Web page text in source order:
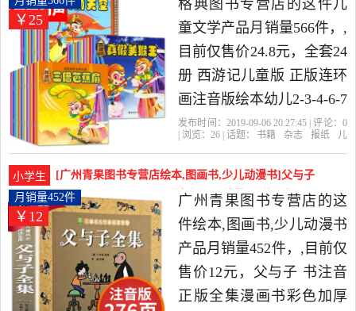
术出版社图书专营店精选
书籍,杂志,报纸当中性价比
很高的漫画书籍，由北京
发货。
￥25
格典图书专营店的这件儿
童文学产品月销量566件，,
目前仅售价24.8元，全套24
册 西游记儿童版 正版连环
画注音版绘本幼儿2-3-4-6-7
岁有声 儿童读物故事书0-3
年级课外阅读书必读是
2019年格典图书专营店精
选书籍,杂志,报纸当中性价
比很高的儿童文学，由湖
北 武汉发货。
发布时间：2019-09-06 20:27:45 | 评论： 0
| 浏览： 26 | 话题： 书籍 杂志 报纸
儿
小学生
[广州青果图书专营店绘本,图画书,少儿动漫书]父与子
书注音正版全集漫画书彩色加厚月销量452件仅售12
元
￥12
月销量452件
广州青果图书专营店的这
件绘本,图画书,少儿动漫书
产品月销量452件，,目前仅
售价12元，父与子 书注音
正版全集漫画书彩色加厚